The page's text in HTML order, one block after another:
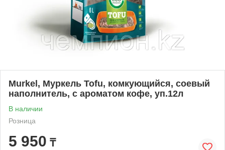
Murkel, Муркель Tofu, комкующийся, соевый
наполнитель, с ароматом кофе, уп.12л
В наличии
Розница
5 950 ₸